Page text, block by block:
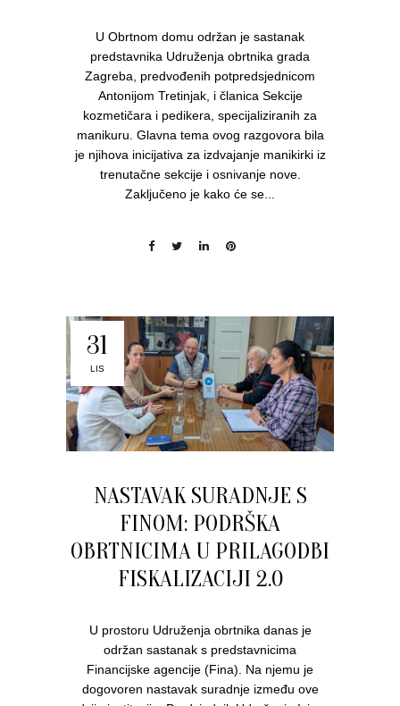
U Obrtnom domu održan je sastanak
predstavnika Udruženja obrtnika grada
Zagreba, predvođenih potpredsjednicom
Antonijom Tretinjak, i članica Sekcije
kozmetičara i pedikera, specijaliziranih za
manikuru. Glavna tema ovog razgovora bila
je njihova inicijativa za izdvajanje manikirki iz
trenutačne sekcije i osnivanje nove.
Zaključeno je kako će se...
31
LIS
NASTAVAK SURADNJE S
FINOM: PODRŠKA
OBRTNICIMA U PRILAGODBI
FISKALIZACIJI 2.0
U prostoru Udruženja obrtnika danas je
održan sastanak s predstavnicima
Financijske agencije (Fina). Na njemu je
dogovoren nastavak suradnje između ove